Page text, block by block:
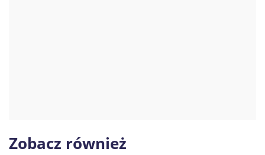
Zobacz również